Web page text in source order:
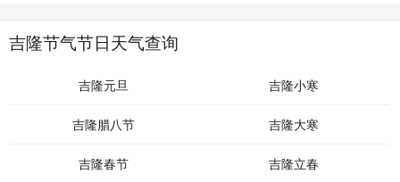
吉隆节气节日天气查询
吉隆元旦 吉隆小寒
吉隆腊八节 吉隆大寒
吉隆春节 吉隆立春